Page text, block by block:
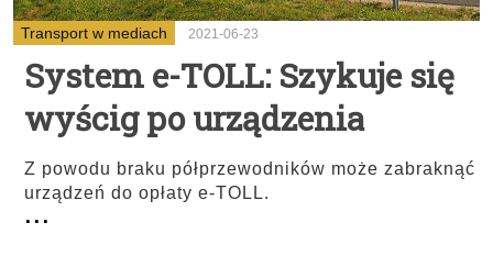
Transport w mediach 2021-06-23
System e-TOLL: Szykuje się
wyścig po urządzenia
Z powodu braku półprzewodników może zabraknąć
urządzeń do opłaty e-TOLL.
...